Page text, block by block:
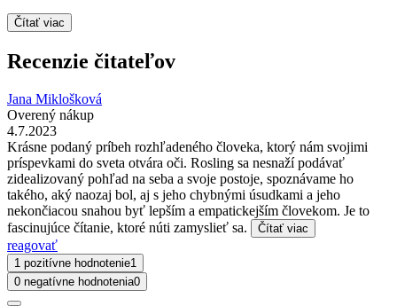
Čítať viac
Recenzie čitateľov
Jana Miklošková
Overený nákup
4.7.2023
Krásne podaný príbeh rozhľadeného človeka, ktorý nám svojimi
príspevkami do sveta otvára oči. Rosling sa nesnaží podávať
zidealizovaný pohľad na seba a svoje postoje, spoznávame ho
takého, aký naozaj bol, aj s jeho chybnými úsudkami a jeho
nekončiacou snahou byť lepším a empatickejším človekom. Je to
fascinujúce čítanie, ktoré núti zamyslieť sa.
Čítať viac
reagovať
1 pozitívne hodnotenie1
0 negatívne hodnotenia0